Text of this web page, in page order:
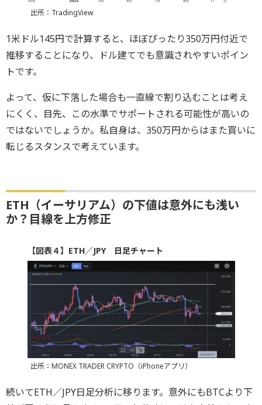
出所：TradingView
1米ドル145円で計算すると、ほぼぴったり350万円付近で
推移することになり、ドル建てでも意識されやすいポイン
トです。
よって、仮に下落した場合も一直線で割り込むことは考え
にくく、目先、この水準でサポートされる可能性が高いの
ではないでしょうか。私自身は、350万円からはまた買いに
転じるスタンスで考えています。
ETH（イーサリアム）の下値は意外にも浅い
か？目線を上方修正
【図表４】ETH／JPY 日足チャート
出所：MONEX TRADER CRYPTO（iPhoneアプリ）
続いてETH／JPY日足分析に移ります。意外にもBTCより下